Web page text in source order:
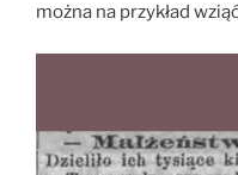
można na przykład